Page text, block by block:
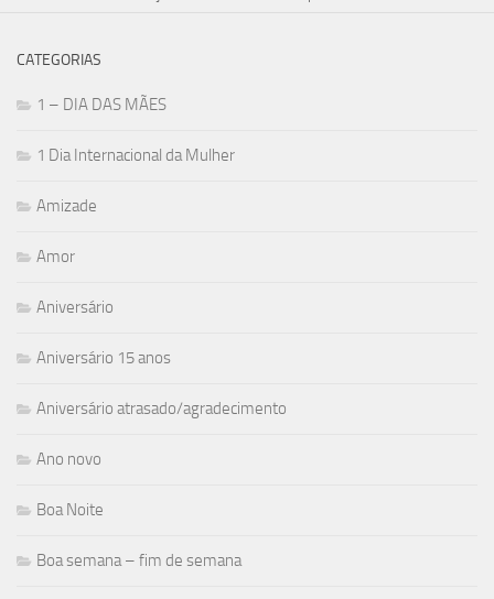
CATEGORIAS
1 – DIA DAS MÃES
1 Dia Internacional da Mulher
Amizade
Amor
Aniversário
Aniversário 15 anos
Aniversário atrasado/agradecimento
Ano novo
Boa Noite
Boa semana – fim de semana